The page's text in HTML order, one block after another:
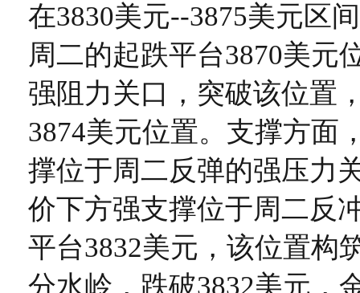
在3830美元--3875美元区
周二的起跌平台3870美元
强阻力关口，突破该位置
3874美元位置。支撑方面
撑位于周二反弹的强压力
价下方强支撑位于周二反
平台3832美元，该位置构
分水岭，跌破3832美元，